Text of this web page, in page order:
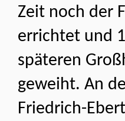
Zeit noch der
errichtet und
späteren
geweiht. An
Friedrich-